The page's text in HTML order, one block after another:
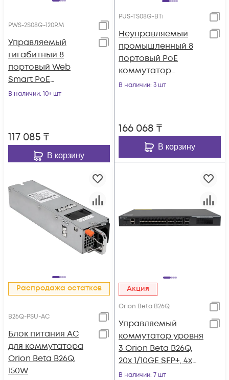
PWS-2S08G-120RM
Управляемый
гигабитный 8
портовый Web
Smart PoE
коммутатор
В наличии: 10+ шт
117 085 ₸
В корзину
PUS-TS08G-BTi
Неуправляемый
промышленный 8
портовый PoE
коммутатор
POWERTONE PUS-
В наличии: 3 шт
166 068 ₸
В корзину
Распродажа остатков
B26Q-PSU-AC
Блок питания AC
для коммутатора
Orion Beta B26Q,
150W
Акция
Orion Beta B26Q
Управляемый
коммутатор уровня
3 Orion Beta B26Q,
20x 1/10GE SFP+, 4x
10/25GE SFP28, 2x
В наличии: 7 шт